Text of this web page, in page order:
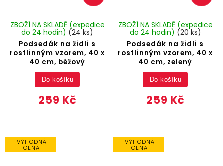
Podsedák na židli s
rostlinným vzorem, 40 x
40 cm, béžový
ZBOŽÍ NA SKLADĚ (expedice
do 24 hodin) (24 ks)
259 Kč
Do košíku
Podsedák na židli s
rostlinným vzorem, 40 x
40 cm, zelený
ZBOŽÍ NA SKLADĚ (expedice
do 24 hodin) (20 ks)
259 Kč
Do košíku
VÝHODNÁ
CENA
VÝHODNÁ
CENA